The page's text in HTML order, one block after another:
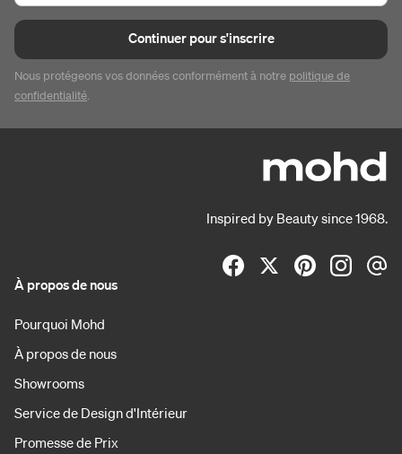
Continuer pour s'inscrire
Nous protégeons vos données conformément à notre politique de
confidentialité.
Inspired by Beauty since 1968.
À propos de nous
Pourquoi Mohd
À propos de nous
Showrooms
Service de Design d'Intérieur
Promesse de Prix